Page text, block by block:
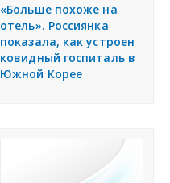
«Больше похоже на
отель». Россиянка
показала, как устроен
ковидный госпиталь в
Южной Корее